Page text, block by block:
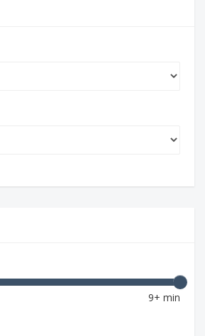
9+ min